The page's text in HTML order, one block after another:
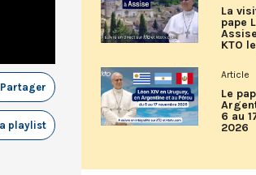
Partager
playlist
La
pape
KTO
Article
Le
6 au
2026